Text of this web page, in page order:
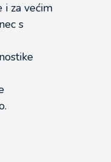
i za većim
s